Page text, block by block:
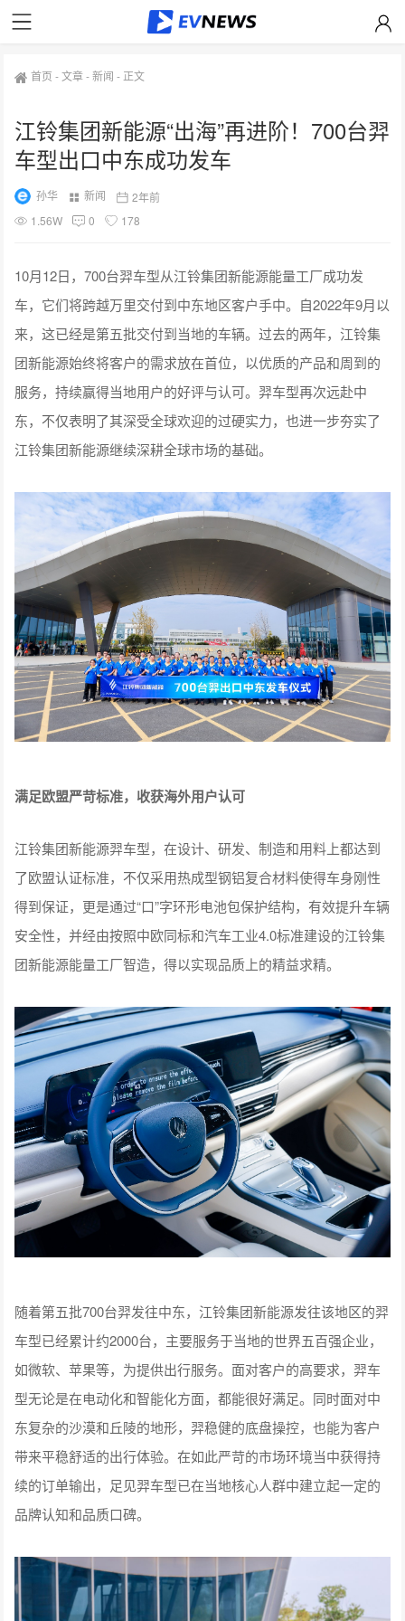
首页 -文章-新闻 - 正文
江铃集团新能源“出海”再进阶！700台羿
车型出口中东成功发车
孙华 新闻
2年前
1.56W
0 178
10月12日，700台羿车型从江铃集团新能源能量工厂成功发
车，它们将跨越万里交付到中东地区客户手中。自2022年9月以
来，这已经是第五批交付到当地的车辆。过去的两年，江铃集
团新能源始终将客户的需求放在首位，以优质的产品和周到的
服务，持续赢得当地用户的好评与认可。羿车型再次远赴中
东，不仅表明了其深受全球欢迎的过硬实力，也进一步夯实了
江铃集团新能源继续深耕全球市场的基础。
满足欧盟严苛标准，收获海外用户认可
江铃集团新能源羿车型，在设计、研发、制造和用料上都达到
了欧盟认证标准，不仅采用热成型钢铝复合材料使得车身刚性
得到保证，更是通过“口”字环形电池包保护结构，有效提升车辆
安全性，并经由按照中欧同标和汽车工业4.0标准建设的江铃集
团新能源能量工厂智造，得以实现品质上的精益求精。
随着第五批700台羿发往中东，江铃集团新能源发往该地区的羿
车型已经累计约2000台，主要服务于当地的世界五百强企业，
如微软、苹果等，为提供出行服务。面对客户的高要求，羿车
型无论是在电动化和智能化方面，都能很好满足。同时面对中
东复杂的沙漠和丘陵的地形，羿稳健的底盘操控，也能为客户
带来平稳舒适的出行体验。在如此严苛的市场环境当中获得持
续的订单输出，足见羿车型已在当地核心人群中建立起一定的
品牌认知和品质口碑。